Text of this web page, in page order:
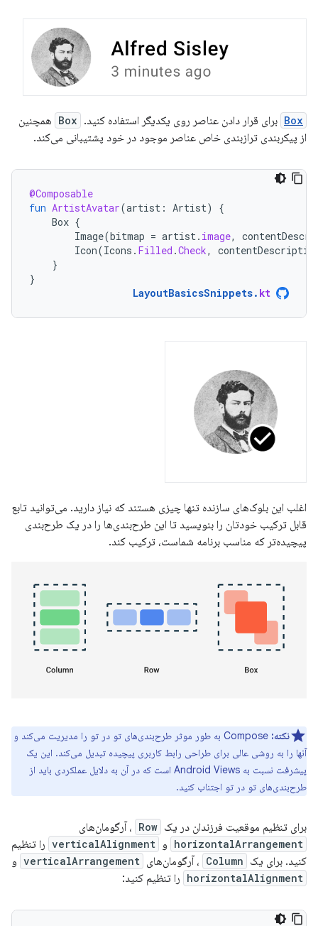
Box برای قرار دادن عناصر روی یکدیگر استفاده کنید. Box همچنین
از پیکربندی ترازبندی خاص عناصر موجود در خود پشتیبانی می‌کند.
@Composable
fun ArtistAvatar(artist : Artist)
{
Box {
Image(bitmap = artist. image,
Icon(Icons . Filled .Check,
}
}
LayoutBasicsSnippets. kt
اغلب این بلوک‌های سازنده تنها چیزی هستند که نیاز دارید. می‌توانید تابع
قابل ترکیب خودتان را بنویسید تا این طرح‌بندی‌ها را در یک طرح‌بندی
پیچیده‌تر که مناسب برنامه شماست، ترکیب کند.
نکته:
Compose به طور موثر طرح‌بندی‌های تو در تو را مدیریت می‌کند و
آنها را به روشی عالی برای طراحی رابط کاربری پیچیده تبدیل می‌کند. این یک
پیشرفت نسبت به Android Views است که در آن به دلایل عملکردی باید از
طرح‌بندی‌های تو در تو اجتناب کنید.
برای تنظیم موقعیت فرزندان در یک Row ، آرگومان‌های
horizontalArrangement و verticalAlignment را تنظیم
کنید. برای یک Column ، آرگومان‌های verticalArrangement و
horizontalAlignment را تنظیم کنید: